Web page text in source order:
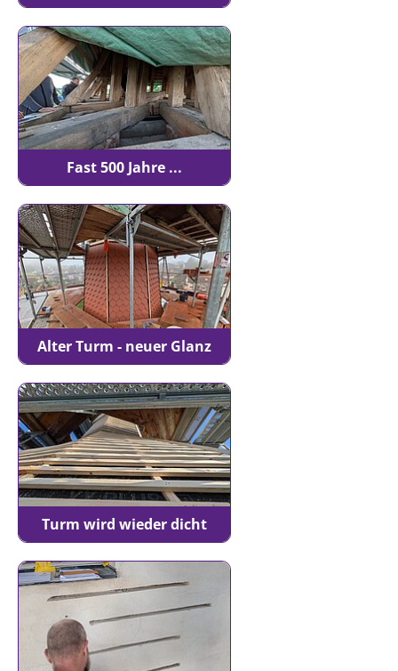
Fast 500 Jahre ...
Alter Turm - neuer Glanz
Turm wird wieder dicht